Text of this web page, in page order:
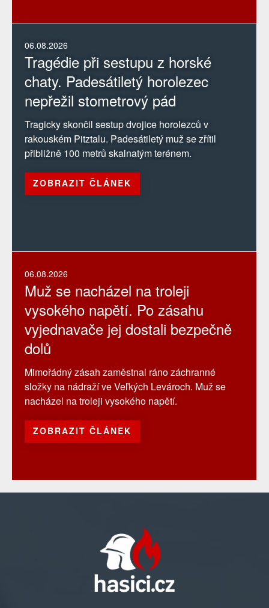
06.08.2026
Tragédie při sestupu z horské
chaty. Padesátiletý horolezec
nepřežil stometrový pád
Tragicky skončil sestup dvojice horolezců v
rakouském Pitztalu. Padesátiletý muž se zřítil
přibližně 100 metrů skalnatým terénem.
ZOBRAZIT ČLÁNEK
06.08.2026
Muž se nacházel na troleji
vysokého napětí. Po zásahu
vyjednavače jej dostali bezpečně
dolů
Mimořádný zásah zaměstnal ráno záchranné
složky na nádraží ve Veľkých Levároch. Muž se
nacházel na troleji vysokého napětí.
ZOBRAZIT ČLÁNEK